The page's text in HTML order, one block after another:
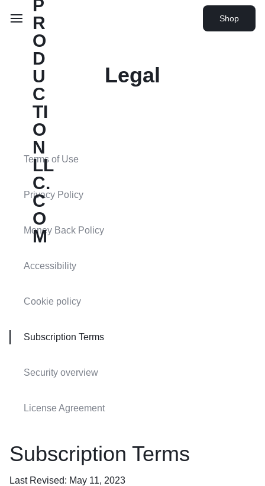
Shop
Legal
Terms of Use
Privacy Policy
Money Back Policy
Accessibility
Cookie policy
Subscription Terms
Security overview
License Agreement
Subscription Terms
Last Revised: May 11, 2023